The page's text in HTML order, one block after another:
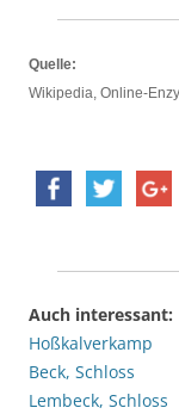
Quelle:
Wikipedia, Online-
Auch interessant:
Hoßkalverkamp
Beck, Schloss
Lembeck, Schloss